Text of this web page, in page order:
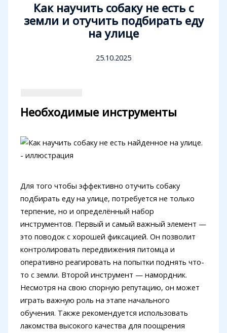
Как научить собаку не есть с
земли и отучить подбирать еду
на улице
25.10.2025
Необходимые инструменты
Для того чтобы эффективно отучить собаку
подбирать еду на улице, потребуется не только
терпение, но и определённый набор
инструментов. Первый и самый важный элемент —
это поводок с хорошей фиксацией. Он позволит
контролировать передвижения питомца и
оперативно реагировать на попытки поднять что-
то с земли. Второй инструмент — намордник.
Несмотря на свою спорную репутацию, он может
играть важную роль на этапе начального
обучения. Также рекомендуется использовать
лакомства высокого качества для поощрения